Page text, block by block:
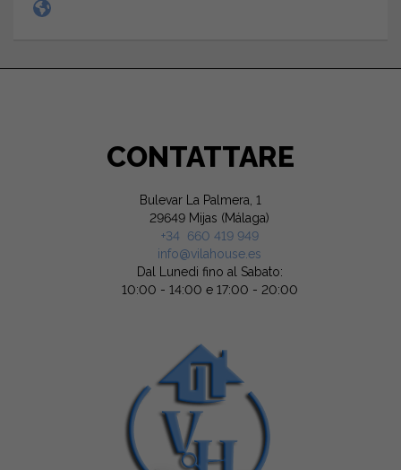
CONTATTARE
Bulevar La Palmera, 1
29649 Mijas (Málaga)
+34 660 419 949
info@vilahouse.es
Dal Lunedi fino al Sabato:
10:00 - 14:00 e 17:00 - 20:00